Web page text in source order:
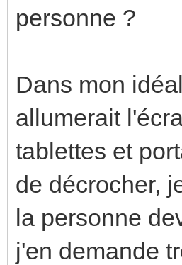
personne ?
Dans mon
allumerait
tablettes et
de décrocher,
la personne
j'en demande